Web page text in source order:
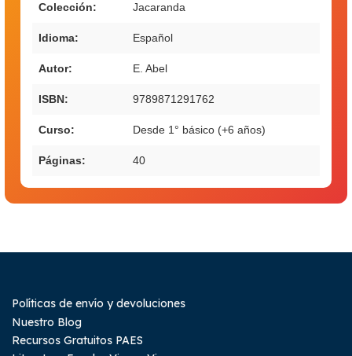
Colección: Jacaranda
Idioma: Español
Autor: E. Abel
ISBN: 9789871291762
Curso: Desde 1° básico (+6 años)
Páginas: 40
Políticas de envío y devoluciones
Nuestro Blog
Recursos Gratuitos PAES